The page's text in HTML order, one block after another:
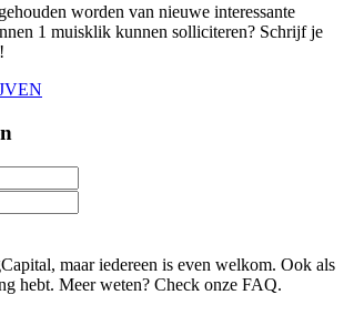
worden van nieuwe interessante
1 muisklik kunnen solliciteren? Schrijf je
maar iedereen is even welkom. Ook als
hebt. Meer weten? Check onze FAQ.